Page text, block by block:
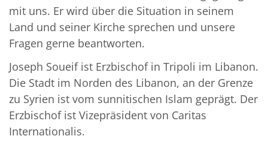
mit uns. Er wird über die Situation in seinem
Land und seiner Kirche sprechen und unsere
Fragen gerne beantworten.
Joseph Soueif ist Erzbischof in Tripoli im Libanon.
Die Stadt im Norden des Libanon, an der Grenze
zu Syrien ist vom sunnitischen Islam geprägt. Der
Erzbischof ist Vizepräsident von Caritas
Internationalis.